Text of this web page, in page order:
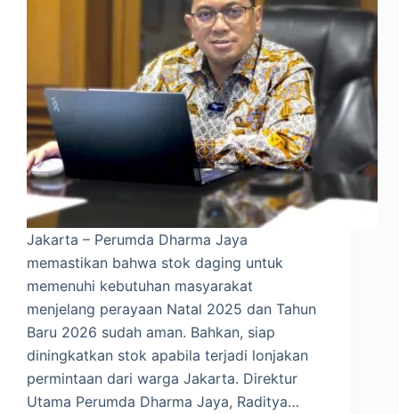
Jakarta – Perumda Dharma Jaya
memastikan bahwa stok daging untuk
memenuhi kebutuhan masyarakat
menjelang perayaan Natal 2025 dan Tahun
Baru 2026 sudah aman. Bahkan, siap
diningkatkan stok apabila terjadi lonjakan
permintaan dari warga Jakarta. Direktur
Utama Perumda Dharma Jaya, Raditya…